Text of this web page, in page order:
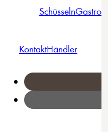
SchüsselnGastro
KontaktHändler